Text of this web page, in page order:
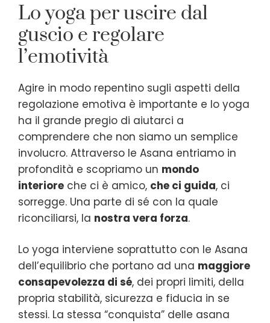
Lo yoga per uscire dal
guscio e regolare
l’emotività
Agire in modo repentino sugli aspetti della
regolazione emotiva è importante e lo yoga
ha il grande pregio di aiutarci a
comprendere che non siamo un semplice
involucro. Attraverso le Asana entriamo in
profondità e scopriamo un mondo
interiore che ci è amico, che ci guida, ci
sorregge. Una parte di sé con la quale
riconciliarsi, la nostra vera forza.
Lo yoga interviene soprattutto con le Asana
dell’equilibrio che portano ad una maggiore
consapevolezza di sé, dei propri limiti, della
propria stabilità, sicurezza e fiducia in se
stessi. La stessa “conquista” delle asana